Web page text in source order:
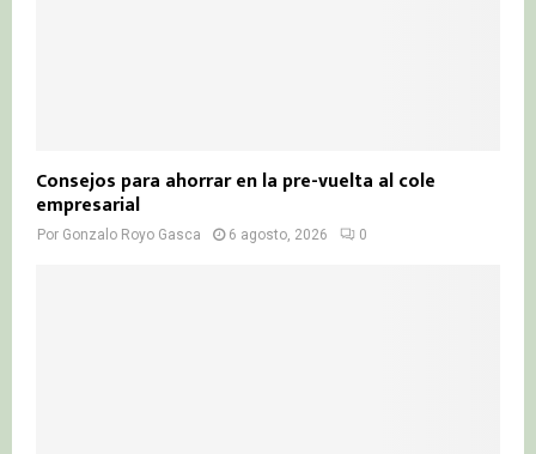
Consejos para ahorrar en la pre-vuelta al cole
empresarial
Por Gonzalo Royo Gasca 6 agosto, 2026 0